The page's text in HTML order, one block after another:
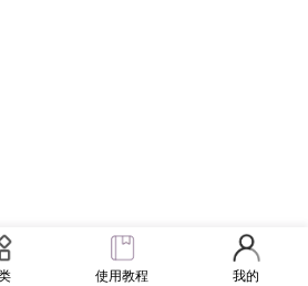
使用教程 我的